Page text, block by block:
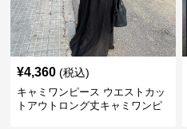
¥4,360 (税込)
キャミワンピース ウエストカッ
トアウトロング丈キャミワンピ